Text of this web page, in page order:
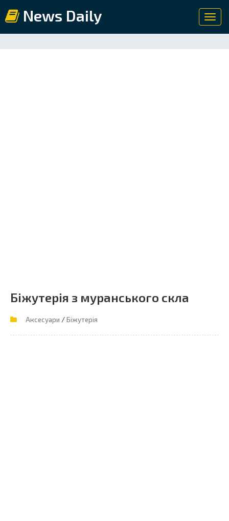
News Daily
Біжутерія з муранського скла
Аксесуари /Біжутерія